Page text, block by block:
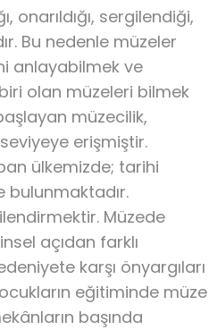
onarıldığı, sergilendiği,
Bu nedenle müzeler
anlayabilmek ve
olan müzeleri bilmek
müzecilik,
erişmiştir.
ülkemizde; tarihi
bulunmaktadır.
Müzede
açıdan farklı
karşı önyargıları
eğitiminde müze
başında